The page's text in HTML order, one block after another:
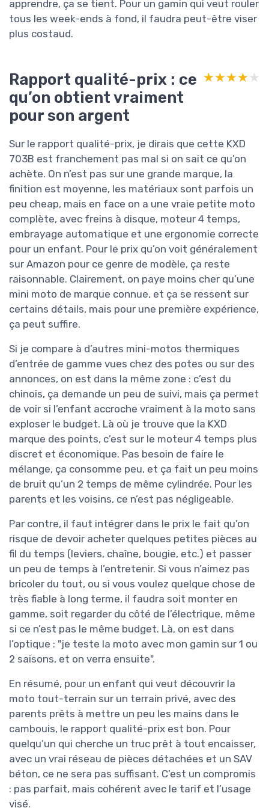
apprendre, ça se tient. Pour un gamin qui veut rouler
tous les week-ends à fond, il faudra peut-être viser
plus costaud.
Rapport qualité-prix : ce
qu’on obtient vraiment
pour son argent
★★★★★
★★★★★
Sur le rapport qualité-prix, je dirais que cette KXD
703B est franchement pas mal si on sait ce qu’on
achète. On n’est pas sur une grande marque, la
finition est moyenne, les matériaux sont parfois un
peu cheap, mais en face on a une vraie petite moto
complète, avec freins à disque, moteur 4 temps,
embrayage automatique et une ergonomie correcte
pour un enfant. Pour le prix qu’on voit généralement
sur Amazon pour ce genre de modèle, ça reste
raisonnable. Clairement, on paye moins cher qu’une
mini moto de marque connue, et ça se ressent sur
certains détails, mais pour une première expérience,
ça peut suffire.
Si je compare à d’autres mini-motos thermiques
d’entrée de gamme vues chez des potes ou sur des
annonces, on est dans la même zone : c’est du
chinois, ça demande un peu de suivi, mais ça permet
de voir si l’enfant accroche vraiment à la moto sans
exploser le budget. Là où je trouve que la KXD
marque des points, c’est sur le moteur 4 temps plus
discret et économique. Pas besoin de faire le
mélange, ça consomme peu, et ça fait un peu moins
de bruit qu’un 2 temps de même cylindrée. Pour les
parents et les voisins, ce n’est pas négligeable.
Par contre, il faut intégrer dans le prix le fait qu’on
risque de devoir acheter quelques petites pièces au
fil du temps (leviers, chaîne, bougie, etc.) et passer
un peu de temps à l’entretenir. Si vous n’aimez pas
bricoler du tout, ou si vous voulez quelque chose de
très fiable à long terme, il faudra soit monter en
gamme, soit regarder du côté de l’électrique, même
si ce n’est pas le même budget. Là, on est dans
l’optique : "je teste la moto avec mon gamin sur 1 ou
2 saisons, et on verra ensuite".
En résumé, pour un enfant qui veut découvrir la
moto tout-terrain sur un terrain privé, avec des
parents prêts à mettre un peu les mains dans le
cambouis, le rapport qualité-prix est bon. Pour
quelqu’un qui cherche un truc prêt à tout encaisser,
avec un vrai réseau de pièces détachées et un SAV
béton, ce ne sera pas suffisant. C’est un compromis
: pas parfait, mais cohérent avec le tarif et l’usage
visé.